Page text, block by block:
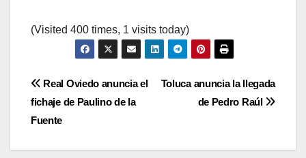
(Visited 400 times, 1 visits today)
Navegación
de
entradas
Toluca anuncia la llegada
de Pedro Raúl
Real Oviedo anuncia el
fichaje de Paulino de la
Fuente